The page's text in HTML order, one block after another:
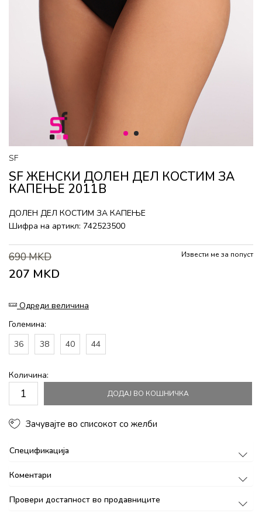
1 2
SF
SF ЖЕНСКИ ДОЛЕН ДЕЛ КОСТИМ ЗА
КАПЕЊЕ 2011B
ДОЛЕН ДЕЛ КОСТИМ ЗА КАПЕЊЕ
Шифра на артикл: 742523500
690MKD
207 MKD
Извести ме за попуст
Одреди величина
Големина:
36
38 40 44
Количина:
ДОДАЈ ВО КОШНИЧКА
Зачувајте во списокот со желби
Спецификација
Коментари
Провери достапност во продавниците